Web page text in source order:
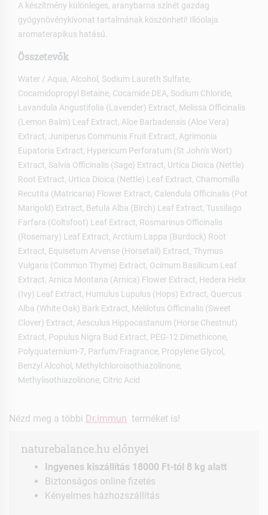
A készítmény különleges, aranybarna színét gazdag
gyógynövénykivonat tartalmának köszönheti! Illóolaja
aromaterapikus hatású.
Összetevők
Water / Aqua, Alcohol, Sodium Laureth Sulfate,
Cocamidopropyl Betaine, Cocamide DEA, Sodium Chloride,
Lavandula Angustifolia (Lavender) Extract, Melissa Officinalis
(Lemon Balm) Leaf Extract, Aloe Barbadensis (Aloe Vera)
Extract, Juniperus Communis Fruit Extract, Agrimonia
Eupatoria Extract, Hypericum Perforatum (St John's Wort)
Extract, Salvia Officinalis (Sage) Extract, Urtica Dioica (Nettle)
Root Extract, Urtica Dioica (Nettle) Leaf Extract, Chamomilla
Recutita (Matricaria) Flower Extract, Calendula Officinalis (Pot
Marigold) Extract, Betula Alba (Birch) Leaf Extract, Tussilago
Farfara (Coltsfoot) Leaf Extract, Rosmarinus Officinalis
(Rosemary) Leaf Extract, Arctium Lappa (Burdock) Root
Extract, Equisetum Arvense (Horsetail) Extract, Thymus
Vulgaris (Common Thyme) Extract, Ocimum Basilicum Leaf
Extract, Arnica Montana (Arnica) Flower Extract, Hedera Helix
(Ivy) Leaf Extract, Humulus Lupulus (Hops) Extract, Quercus
Alba (White Oak) Bark Extract, Melilotus Officinalis (Sweet
Clover) Extract, Aesculus Hippocastanum (Horse Chestnut)
Extract, Populus Nigra Bud Extract, PEG-12 Dimethicone,
Polyquaternium-7, Parfum/Fragrance, Propylene Glycol,
Benzyl Alcohol, Methylchloroisothiazolinone,
Methylisothiazolinone, Citric Acid
Nézd meg a többi Dr.immun terméket is!
naturebalance.hu előnyei
Ingyenes kiszállítás 18000 Ft-tól 8 kg alatt
Biztonságos online fizetés
Kényelmes házhozszállítás